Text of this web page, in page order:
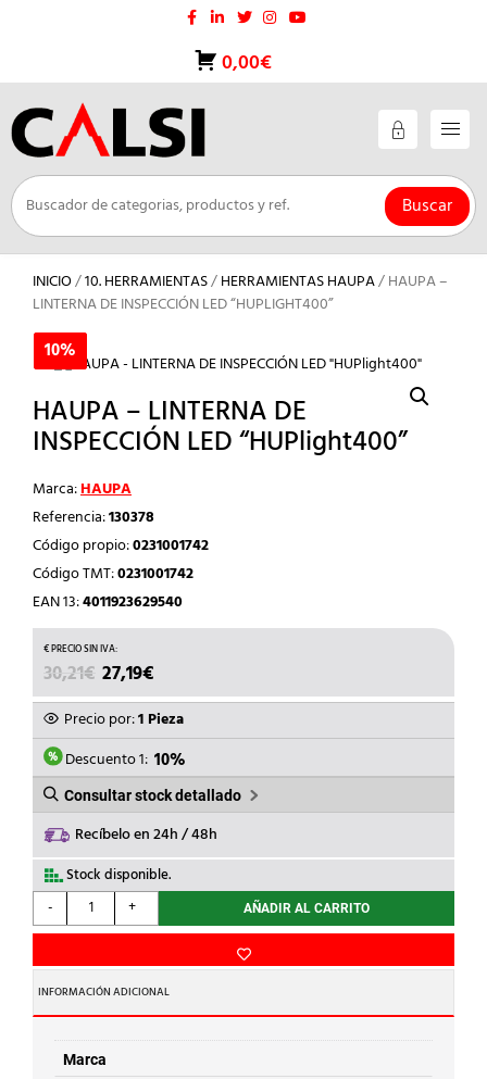
0,00€
Buscar
INICIO/10. HERRAMIENTAS/HERRAMIENTAS HAUPA/ HAUPA –
LINTERNA DE INSPECCIÓN LED “HUPLIGHT400”
10%
HAUPA – LINTERNA DE
INSPECCIÓN LED “HUPlight400”
Marca:HAUPA
Referencia:130378
Código propio:0231001742
Código TMT:0231001742
EAN 13:4011923629540
30,21€ EL
PRECIO
ORIGINAL
ERA:
30,21€.
27,19€
PRECIO
ACTUAL
ES:
27,19€.
Precio por:1 Pieza
Descuento 1: 10%
Consultar stock detallado
Recíbelo en 24h / 48h
Stock disponible.
-
HAUPA
-
DE
INSPECCIÓN
LED
"HUPlight400"
cantidad
+ AÑADIR AL CARRITO
INFORMACIÓN ADICIONAL
Marca
10%